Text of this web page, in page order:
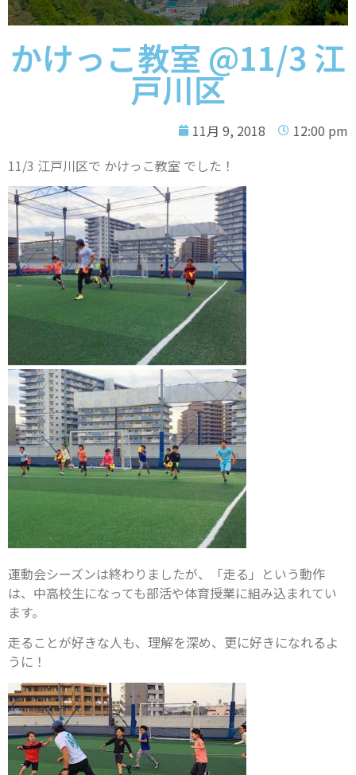
かけっこ教室 @11/3 江
戸川区
11月 9, 2018
12:00 pm
11/3 江戸川区で かけっこ教室 でした！
運動会シーズンは終わりましたが、「走る」という動作
は、中高校生になっても部活や体育授業に組み込まれてい
ます。
走ることが好きな人も、理解を深め、更に好きになれるよ
うに！